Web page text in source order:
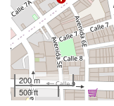
200 m
500 ft